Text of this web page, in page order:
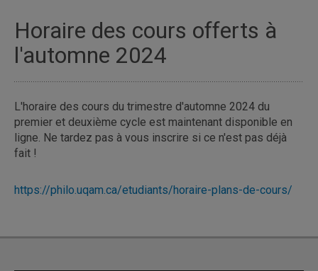
Horaire des cours offerts à
l'automne 2024
L'horaire des cours du trimestre d'automne 2024 du
premier et deuxième cycle est maintenant disponible en
ligne. Ne tardez pas à vous inscrire si ce n'est pas déjà
fait !
https://philo.uqam.ca/etudiants/horaire-plans-de-cours/